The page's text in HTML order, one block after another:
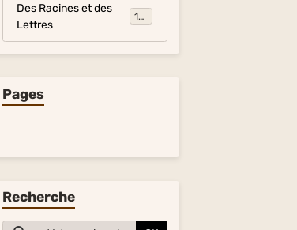
Des Racines et des
Lettres
134
Pages
Recherche